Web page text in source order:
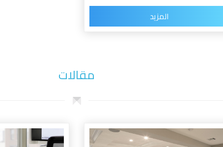
المزيد
مقالات